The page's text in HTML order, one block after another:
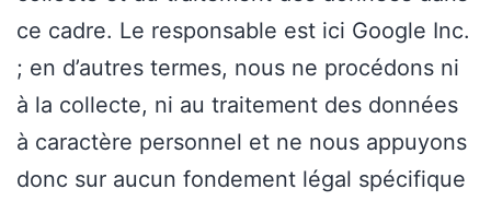
ce cadre. Le responsable est ici Google Inc.
; en d’autres termes, nous ne procédons ni
à la collecte, ni au traitement des données
à caractère personnel et ne nous appuyons
donc sur aucun fondement légal spécifique